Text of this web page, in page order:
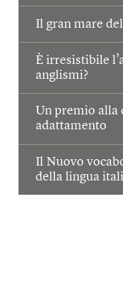
Il gran mare
È irresistibile
anglismi?
Un premio alla
adattamento
Il Nuovo
della lingua